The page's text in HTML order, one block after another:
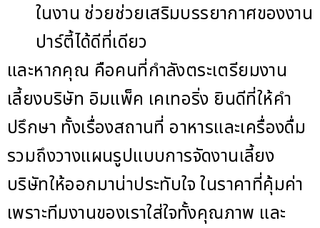
ในงาน ช่วยช่วยเสริมบรรยากาศของงาน
ปาร์ตี้ได้ดีที่เดียว
และหากคุณ คือคนที่กำลังตระเตรียมงาน
เลี้ยงบริษัท อิมแพ็ค เคเทอริ่ง ยินดีที่ให้คำ
ปรึกษา ทั้งเรื่องสถานที่ อาหารและเครื่องดื่ม
รวมถึงวางแผนรูปแบบการจัดงานเลี้ยง
บริษัทให้ออกมาน่าประทับใจ ในราคาที่คุ้มค่า
เพราะทีมงานของเราใส่ใจทั้งคุณภาพ และ